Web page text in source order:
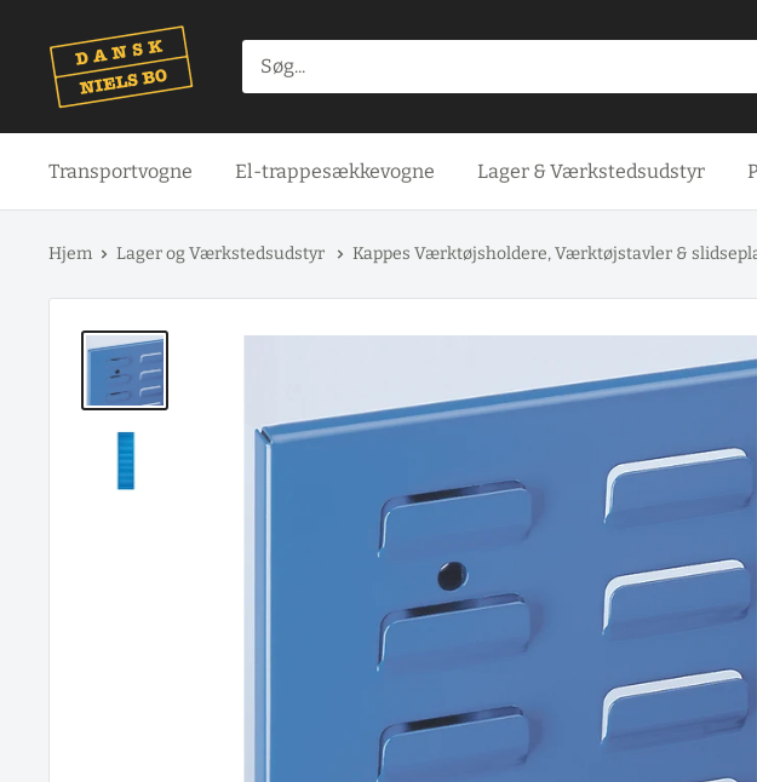
indhold
Transportvogne El-trappesækkevogne Lager & Værkstedsudstyr
Hjem Lager og Værkstedsudstyr Kappes Værktøjsholdere, Værktøjstavler &